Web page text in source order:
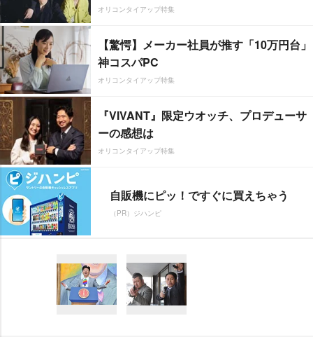
オリコンタイアップ特集
【驚愕】メーカー社員が推す「10万円台」
神コスパPC
オリコンタイアップ特集
『VIVANT』限定ウオッチ、プロデューサ
ーの感想は
オリコンタイアップ特集
自販機にピッ！ですぐに買えちゃう
（PR）ジハンピ